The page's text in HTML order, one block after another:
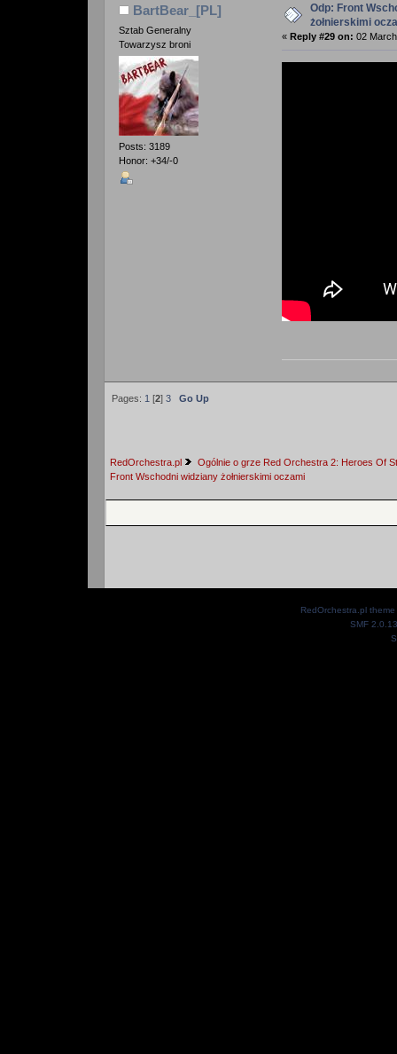
BartBear_[PL]
Sztab Generalny
Towarzysz broni
Posts: 3189
Honor: +34/-0
Odp: Front
żołnierskimi
« Reply #29 on: 02
Pages: 1 [2] 3 Go Up
RedOrchestra.pl
Ogólnie o grze Red Orchestra 2: Heroes Of
Front Wschodni widziany żołnierskimi oczami
RedOrchestra.pl
SMF 2.0.13